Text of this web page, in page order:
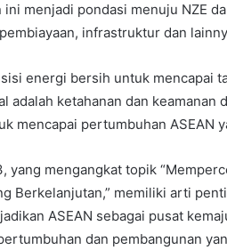
ini menjadi pondasi menuju NZE
infrastruktur dan
energi bersih untuk mencapai
adalah ketahanan dan
mencapai pertumbuhan ASEAN
yang mengangkat topik
Berkelanjutan,” memiliki arti
ASEAN sebagai pusat
dan pembangunan